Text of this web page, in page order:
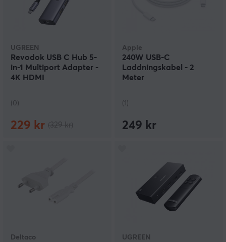
UGREEN
Revodok USB C Hub 5-
in-1 Multiport Adapter -
4K HDMI
(0)
229 kr
Apple
240W USB-C
Laddningskabel - 2
Meter
(1)
249 kr
Deltaco UGREEN